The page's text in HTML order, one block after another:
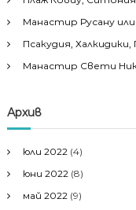
Манастир Русану
Псакудия, Халкидики,
Манастир Свети
Архив
юли 2022 (4)
юни 2022 (8)
май 2022 (9)